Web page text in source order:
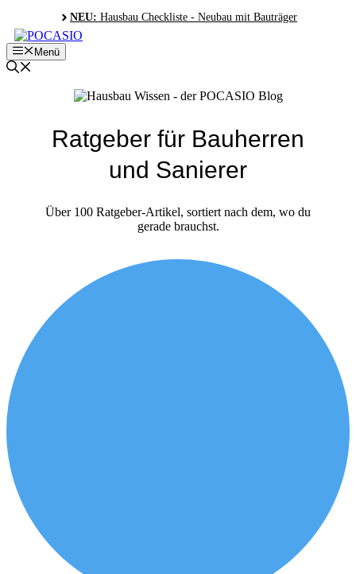
Inhalt
springen
NEU: Hausbau Checkliste - Neubau mit Bauträger
Menü
Ratgeber für Bauherren
und Sanierer
Über 100 Ratgeber-Artikel, sortiert nach dem, wo du
gerade brauchst.